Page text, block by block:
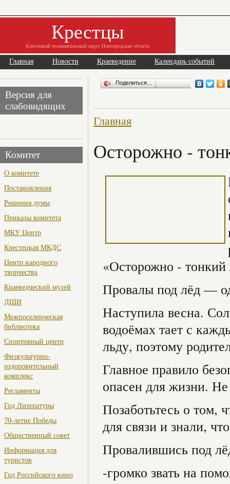
Крестцы
Крестецкий муниципальный округ Новгородская область
Главная Новости Краеведение Календарь событий
Версия для
слабовидящих
Комитет
О комитете
Постановления
Решения думы
Приказы комитета
МКУ Центр
Крестецкая МКДС
Центр народного
творчества
Краеведческий музей
ДШИ
Межпоселенческая
библиотека
Спортивный центр
Физкультурно-
оздоровительный
комплекс
Регламенты
Год Литературы
70-летие Победы
Общественный совет
Информация для
туристов
Год Российского кино
Поделиться…
Главная
Осторожно -
«Осторожно - тонкий
Провалы под лёд —
Наступила весна.
водоёмах тает с
льду, поэтому
Главное правило
опасен для жизни. Не
Позаботьтесь о том,
для связи и знали,
Провалившись под
-громко звать на